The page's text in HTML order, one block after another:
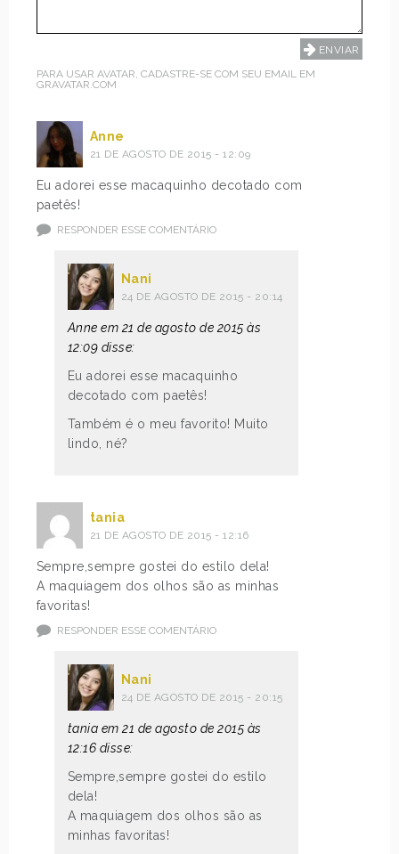
PARA USAR AVATAR, CADASTRE-SE COM SEU EMAIL EM
GRAVATAR.COM
Anne
21 DE AGOSTO DE 2015 - 12:09
Eu adorei esse macaquinho decotado com
paetês!
RESPONDER ESSE COMENTÁRIO
Nani
24 DE AGOSTO DE 2015 - 20:14
Anne em 21 de agosto de 2015 às
12:09 disse:
Eu adorei esse macaquinho
decotado com paetês!
Também é o meu favorito! Muito
lindo, né?
tania
21 DE AGOSTO DE 2015 - 12:16
Sempre,sempre gostei do estilo dela!
A maquiagem dos olhos são as minhas
favoritas!
RESPONDER ESSE COMENTÁRIO
Nani
24 DE AGOSTO DE 2015 - 20:15
tania em 21 de agosto de 2015 às
12:16 disse:
Sempre,sempre gostei do estilo
dela!
A maquiagem dos olhos são as
minhas favoritas!